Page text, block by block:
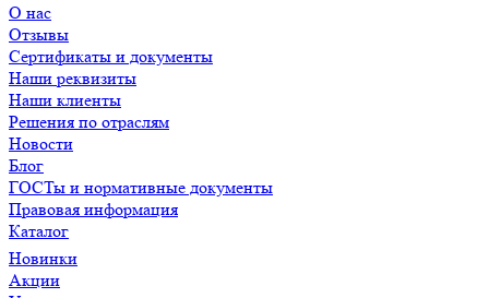
О нас
Отзывы
Сертификаты и документы
Наши реквизиты
Наши клиенты
Решения по отраслям
Новости
Блог
ГОСТы и нормативные документы
Правовая информация
Каталог
Новинки
Акции